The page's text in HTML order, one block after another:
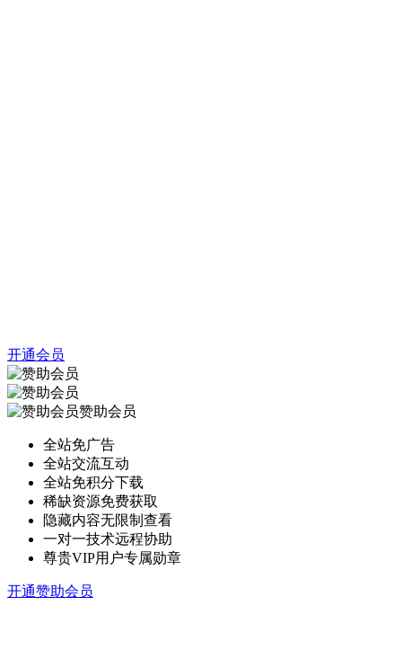
开通会员
赞助会员
全站免广告
全站交流互动
全站免积分下载
稀缺资源免费获取
隐藏内容无限制查看
一对一技术远程协助
尊贵VIP用户专属勋章
开通赞助会员